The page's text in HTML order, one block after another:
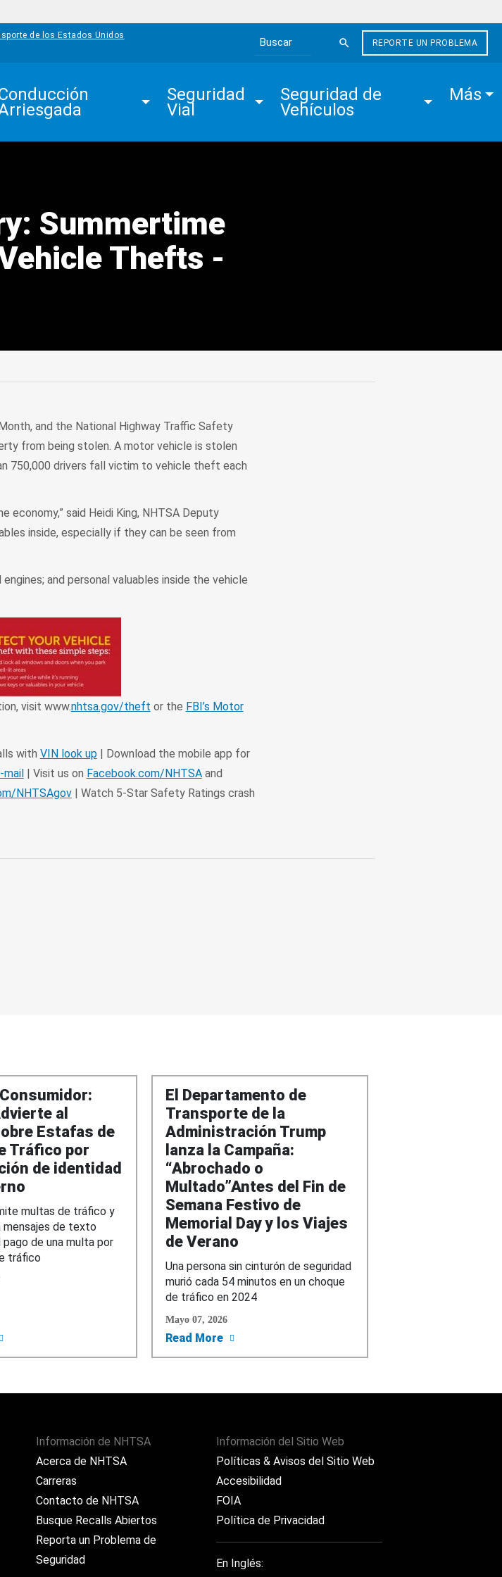
de los Estados Unidos
Search the site
REPORTE UN PROBLEMA
Seguridad
Vial
Seguridad de
Vehículos
Más
Summertime
Thefts -
and the National Highway Traffic Safety
from being stolen. A motor vehicle is stolen
750,000 drivers fall victim to vehicle theft each
said Heidi King, NHTSA Deputy
inside, especially if they can be seen from
and personal valuables inside the vehicle
visit www.nhtsa.gov/theft or the FBI’s Motor
with VIN look up| Download the mobile app for
mail| Visit us on Facebook.com/NHTSAand
NHTSAgov| Watch 5-Star Safety Ratings crash
de “Estacionar Afuera” para 1 Millón de Vehículos Jeep
al
Estafas de
Tráfico por
de identidad
multas de tráfico y
mensajes de texto
de una multa por
tráfico
about Alerta al Consumidor: NHTSA Advierte al Público sobre Estafas de Multas de Tráfico
El Departamento de
Transporte de la
Administración Trump
lanza la Campaña:
“Abrochado o
Multado”Antes del Fin de
Semana Festivo de
Memorial Day y los Viajes
de Verano
Una persona sin cinturón de seguridad
murió cada 54 minutos en un choque
de tráfico en 2024
Mayo 07, 2026
Read More about El Departamento de Transporte de la
Información de NHTSA
Acerca de NHTSA
Carreras
Contacto de NHTSA
Busque Recalls Abiertos
Reporta un Problema de
Seguridad
Información del Sitio Web
Políticas & Avisos del Sitio Web
Accesibilidad
FOIA
Política de Privacidad
En Inglés: